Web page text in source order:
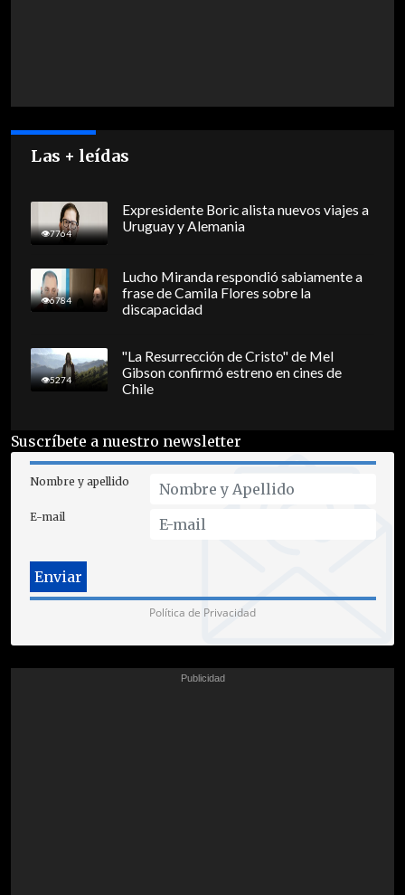
Las + leídas
7764
Expresidente Boric alista nuevos viajes a
Uruguay y Alemania
6784
Lucho Miranda respondió sabiamente a
frase de Camila Flores sobre la
discapacidad
5274
"La Resurrección de Cristo" de Mel
Gibson confirmó estreno en cines de
Chile
Suscríbete a nuestro newsletter
Nombre y apellido
E-mail
Política de Privacidad